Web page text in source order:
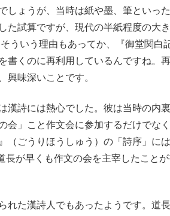
しょうが、当時は紙や墨、筆といっ
た試算ですが、現代の半紙程度の大
ういう理由もあってか、『御堂関白
書くのに再利用しているんですね。
興味深いことです。
詩には熱心でした。彼は当時の内
会」こと作文会に参加するだけでな
（ごうりほうしゅう）の「詩序」に
長が早くも作文の会を主宰したこと
た漢詩人でもあったようです。道